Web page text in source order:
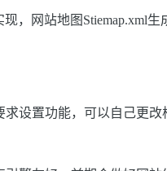
，网站地图Stiemap.xml生
求设置功能，可以自己更